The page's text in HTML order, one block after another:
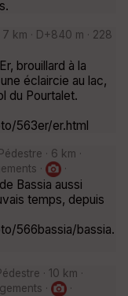
km · D+840 m · 228
brouillard à la
éclaircie au lac,
du Pourtalet.
563er/er.html
· 6 km ·
·
·
Bassia aussi
temps, depuis
566bassia/bassia.
· 10 km ·
·
·